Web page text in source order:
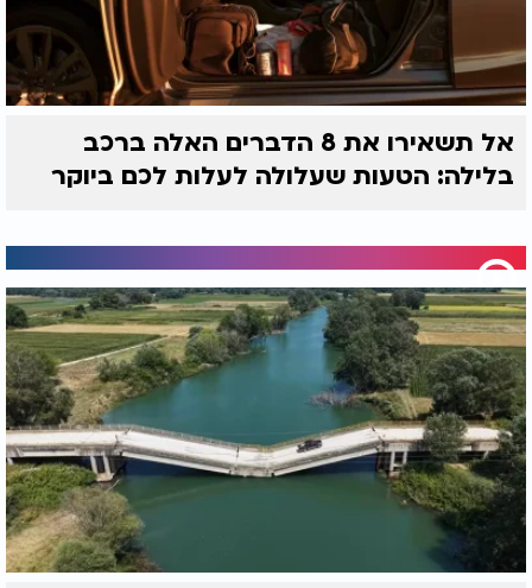
אל תשאירו את 8 הדברים האלה ברכב
בלילה: הטעות שעלולה לעלות לכם ביוקר